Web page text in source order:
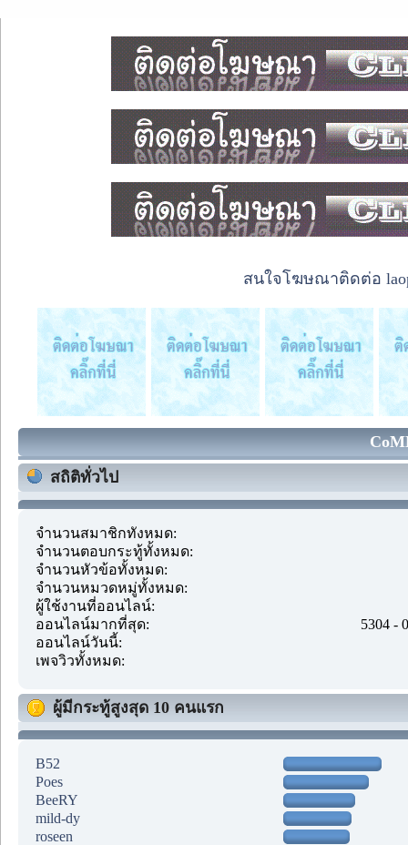
สนใจโฆษณาติดต่อ
สถิติทั่วไป
จำนวนสมาชิกทั้งหมด:
จำนวนตอบกระทู้ทั้งหมด:
จำนวนหัวข้อทั้งหมด:
จำนวนหมวดหมู่ทั้งหมด:
ผู้ใช้งานที่ออนไลน์:
ออนไลน์มากที่สุด:
5304 -
ออนไลน์วันนี้:
เพจวิวทั้งหมด:
ผู้มีกระทู้สูงสุด 10 คนแรก
B52
Poes
BeeRY
mild-dy
roseen